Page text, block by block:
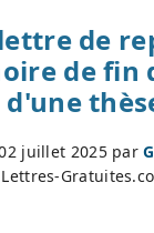
de
de fin
d'une
juillet 2025par
Lettres-